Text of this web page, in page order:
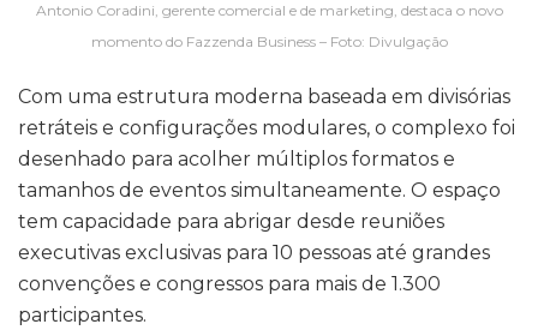
Antonio Coradini, gerente comercial e de marketing, destaca o novo
momento do Fazzenda Business – Foto: Divulgação
Com uma estrutura moderna baseada em divisórias
retráteis e configurações modulares, o complexo foi
desenhado para acolher múltiplos formatos e
tamanhos de eventos simultaneamente. O espaço
tem capacidade para abrigar desde reuniões
executivas exclusivas para 10 pessoas até grandes
convenções e congressos para mais de 1.300
participantes.